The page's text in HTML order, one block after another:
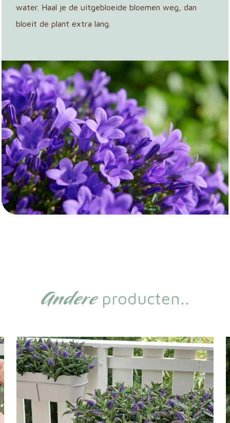
water. Haal je de uitgebloeide bloemen weg, dan
bloeit de plant extra lang.
Andereproducten..